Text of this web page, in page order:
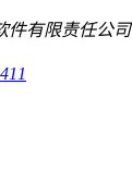
件有限责任公司